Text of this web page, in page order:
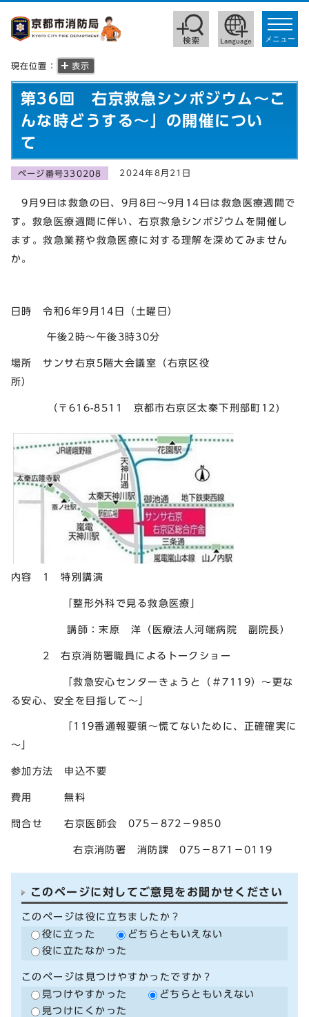
toggle
メニュー
現在位置： 表示
第36回 右京救急シンポジウム～こ
んな時どうする～」の開催につい
て
ページ番号330208 2024年8月21日
9月9日は救急の日、9月8日～9月14日は救急医療週間で
す。救急医療週間に伴い、右京救急シンポジウムを開催し
ます。救急業務や救急医療に対する理解を深めてみません
か。
日時 令和6年9月14日（土曜日）
午後2時～午後3時30分
場所 サンサ右京5階大会議室（右京区役
所
（〒616-8511 京都市右京区太秦下刑部町12)
内容 1 特別講演
「整形外科で見る救急医療」
講師：末原 洋（医療法人河端病院 副院長）
2 右京消防署職員によるトークショー
「救急安心センターきょうと（＃7119）～更な
る安心、安全を目指して～」
「119番通報要領～慌てないために、正確確実に
～」
参加方法 申込不要
費用 無料
問合せ 右京医師会 075－872－9850
右京消防署 消防課 075－871－0119
このページに対してご意見をお聞かせください
このページは役に立ちましたか？
役に立った
どちらともいえない
役に立たなかった
このページは見つけやすかったですか？
見つけやすかった
どちらともいえない
見つけにくかった